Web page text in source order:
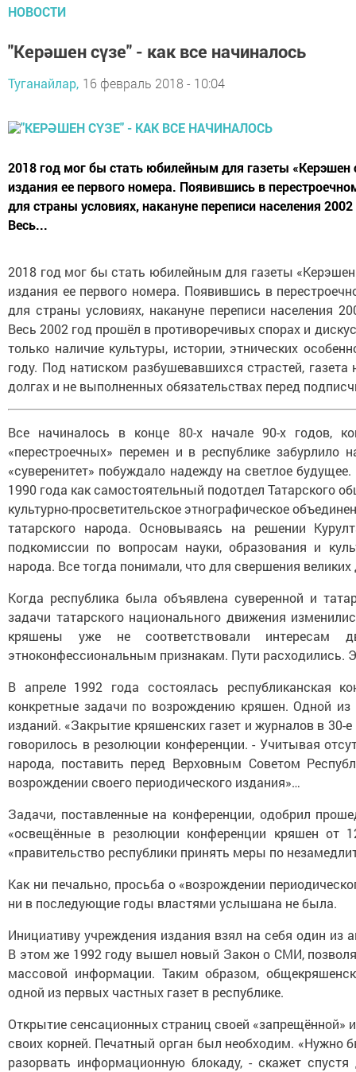
НОВОСТИ
"Керәшен сүзе" - как все начиналось
Туганайлар, 16 февраль 2018 - 10:04
2018 год мог бы стать юбилейным для газеты «Керэшен
издания ее первого номера. Появившись в
для страны условиях, накануне переписи населения
Весь...
2018 год мог бы стать юбилейным для газеты
издания ее первого номера. Появившись в
для страны условиях, накануне переписи населения
Весь 2002 год прошёл в противоречивых спорах и
только наличие культуры, истории, этнических
году. Под натиском разбушевавшихся страстей,
долгах и не выполненных обязательствах перед
Все начиналось в конце 80-х начале 90-х годов,
«перестроечных» перемен и в республике
«суверенитет» побуждало надежду на светлое
1990 года как самостоятельный подотдел Татарского
культурно-просветительское этнографическое
татарского народа. Основываясь на решении
подкомиссии по вопросам науки, образования и
народа. Все тогда понимали, что для свершения
Когда республика была объявлена суверенной и
задачи татарского национального движения
кряшены уже не соответствовали
этноконфессиональным признакам. Пути
В апреле 1992 года состоялась республиканская
конкретные задачи по возрождению кряшен. Одной
изданий. «Закрытие кряшенских газет и журналов в
говорилось в резолюции конференции. - Учитывая
народа, поставить перед Верховным Советом
возрождении своего периодического издания»…
Задачи, поставленные на конференции, одобрил
«освещённые в резолюции конференции кряшен от
«правительство республики принять меры по
Как ни печально, просьба о «возрождении
ни в последующие годы властями услышана не была.
Инициативу учреждения издания взял на себя один из
В этом же 1992 году вышел новый Закон о СМИ,
массовой информации. Таким образом,
одной из первых частных газет в республике.
Открытие сенсационных страниц своей «запрещённой»
своих корней. Печатный орган был необходим.
разорвать информационную блокаду, - скажет